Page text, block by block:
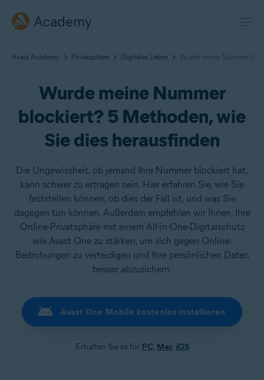
Academy
Avast Academy Privatsphäre Digitales Leben Wurde meine Nummer
Wurde meine Nummer
blockiert? 5 Methoden, wie
Sie dies herausfinden
Die Ungewissheit, ob jemand Ihre Nummer blockiert hat,
kann schwer zu ertragen sein. Hier erfahren Sie, wie Sie
feststellen können, ob dies der Fall ist, und was Sie
dagegen tun können. Außerdem empfehlen wir Ihnen, Ihre
Online-Privatsphäre mit einem All-in-One-Digitalschutz
wie Avast One zu stärken, um sich gegen Online-
Bedrohungen zu verteidigen und Ihre persönlichen Daten
besser abzusichern.
Avast One Mobile kostenlos installieren
Erhalten Sie es für PC, Mac, iOS